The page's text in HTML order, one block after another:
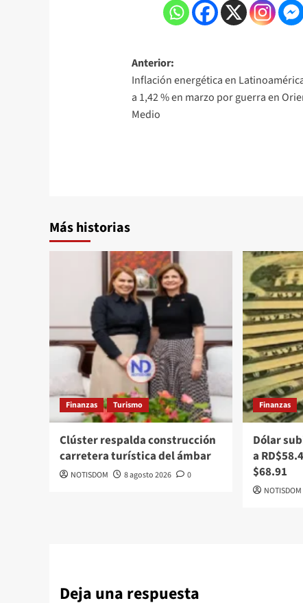
Anterior:
Inflación energética en
a 1,42 % en marzo por guerra en
Medio
Más historias
Finanzas Turismo
Clúster respalda construcción
carretera turística del ámbar
NOTISDOM 8 agosto 2026 0
Finanzas
Dólar
a
$68.91
NOTISDOM
Deja una respuesta